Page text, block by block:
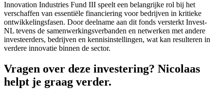
Innovation Industries Fund III speelt een belangrijke rol bij het
verschaffen van essentiële financiering voor bedrijven in kritieke
ontwikkelingsfasen. Door deelname aan dit fonds versterkt Invest-
NL tevens de samenwerkingsverbanden en netwerken met andere
investeerders, bedrijven en kennisinstellingen, wat kan resulteren in
verdere innovatie binnen de sector.
Vragen over deze investering? Nicolaas
helpt je graag verder.